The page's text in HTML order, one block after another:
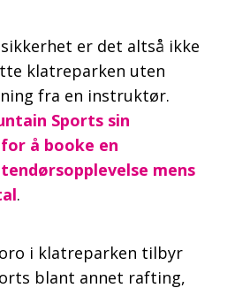
er det altså ikke
klatreparken uten
fra en instruktør.
Sports sin
å booke en
mens
.
i klatreparken tilbyr
blant annet rafting,